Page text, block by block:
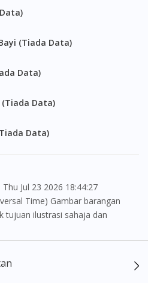
(Tiada Data)
Data)
(Tiada Data)
Data)
Time) Gambar barangan
tujuan ilustrasi sahaja dan
sebenar
para pengamal perubatan dan